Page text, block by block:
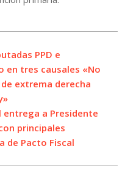
PPD e
en tres causales «No
extrema derecha
entrega a Presidente
principales
de Pacto Fiscal